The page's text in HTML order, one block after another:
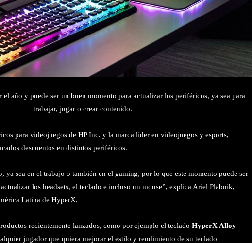
el año y puede ser un buen momento para actualizar los periféricos, ya sea para
trabajar, jugar o crear contenido.
para videojuegos de HP Inc. y la marca líder en videojuegos y esports,
descuentos en distintos periféricos.
ya sea en el trabajo o también en el gaming, por lo que este momento puede ser
los headsets, el teclado e incluso un mouse”, explica Ariel Plabnik,
Latina de HyperX.
recientemente lanzados, como por ejemplo el teclado HyperX Alloy
jugador que quiera mejorar el estilo y rendimiento de su teclado.